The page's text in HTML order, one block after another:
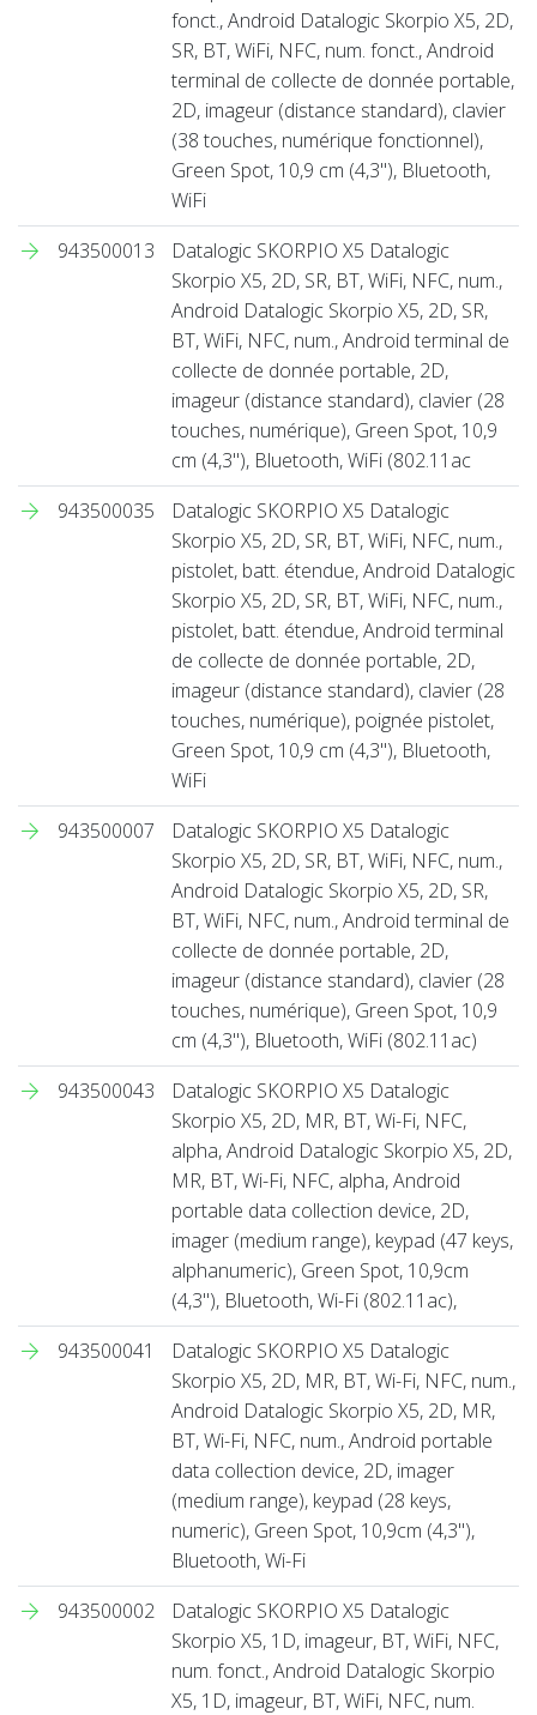
fonct., Android Datalogic Skorpio X5, 2D,
SR, BT, WiFi, NFC, num. fonct., Android
terminal de collecte de donnée portable,
2D, imageur (distance standard), clavier
(38 touches, numérique fonctionnel),
Green Spot, 10,9 cm (4,3''), Bluetooth,
WiFi
943500013
Datalogic SKORPIO X5 Datalogic
Skorpio X5, 2D, SR, BT, WiFi, NFC, num.,
Android Datalogic Skorpio X5, 2D, SR,
BT, WiFi, NFC, num., Android terminal de
collecte de donnée portable, 2D,
imageur (distance standard), clavier (28
touches, numérique), Green Spot, 10,9
cm (4,3''), Bluetooth, WiFi (802.11ac
943500035
Datalogic SKORPIO X5 Datalogic
Skorpio X5, 2D, SR, BT, WiFi, NFC, num.,
pistolet, batt. étendue, Android Datalogic
Skorpio X5, 2D, SR, BT, WiFi, NFC, num.,
pistolet, batt. étendue, Android terminal
de collecte de donnée portable, 2D,
imageur (distance standard), clavier (28
touches, numérique), poignée pistolet,
Green Spot, 10,9 cm (4,3''), Bluetooth,
WiFi
943500007
Datalogic SKORPIO X5 Datalogic
Skorpio X5, 2D, SR, BT, WiFi, NFC, num.,
Android Datalogic Skorpio X5, 2D, SR,
BT, WiFi, NFC, num., Android terminal de
collecte de donnée portable, 2D,
imageur (distance standard), clavier (28
touches, numérique), Green Spot, 10,9
cm (4,3''), Bluetooth, WiFi (802.11ac)
943500043
Datalogic SKORPIO X5 Datalogic
Skorpio X5, 2D, MR, BT, Wi-Fi, NFC,
alpha, Android Datalogic Skorpio X5, 2D,
MR, BT, Wi-Fi, NFC, alpha, Android
portable data collection device, 2D,
imager (medium range), keypad (47 keys,
alphanumeric), Green Spot, 10,9cm
(4,3''), Bluetooth, Wi-Fi (802.11ac),
943500041
Datalogic SKORPIO X5 Datalogic
Skorpio X5, 2D, MR, BT, Wi-Fi, NFC, num.,
Android Datalogic Skorpio X5, 2D, MR,
BT, Wi-Fi, NFC, num., Android portable
data collection device, 2D, imager
(medium range), keypad (28 keys,
numeric), Green Spot, 10,9cm (4,3''),
Bluetooth, Wi-Fi
943500002
Datalogic SKORPIO X5 Datalogic
Skorpio X5, 1D, imageur, BT, WiFi, NFC,
num. fonct., Android Datalogic Skorpio
X5, 1D, imageur, BT, WiFi, NFC, num.